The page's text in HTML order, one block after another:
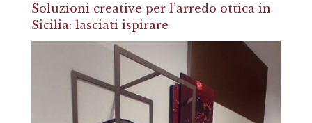
Soluzioni creative per l’arredo ottica in
Sicilia: lasciati ispirare